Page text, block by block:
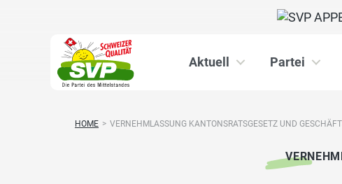
Aktuell Partei
HOME > VERNEHMLASSUNG KANTONSRATSGESETZ UND